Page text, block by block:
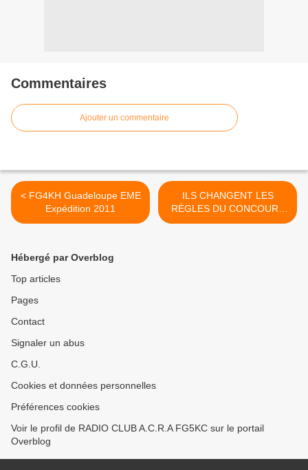
Commentaires
Ajouter un commentaire
< FG4KH Guadeloupe EME
Expédition 2011
ILS CHANGENT LES
RÈGLES DU CONCOURS
CQ WW >
Hébergé par Overblog
Top articles
Pages
Contact
Signaler un abus
C.G.U.
Cookies et données personnelles
Préférences cookies
Voir le profil de RADIO CLUB A.C.R.A FG5KC sur le portail
Overblog